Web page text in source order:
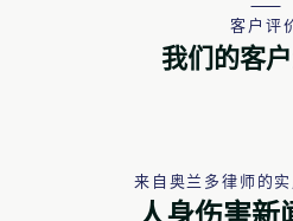
客户评
我们的客
来自奥兰多律师的